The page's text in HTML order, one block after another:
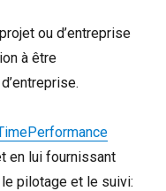
ou d’entreprise
à être
en lui fournissant
pilotage et le suivi: